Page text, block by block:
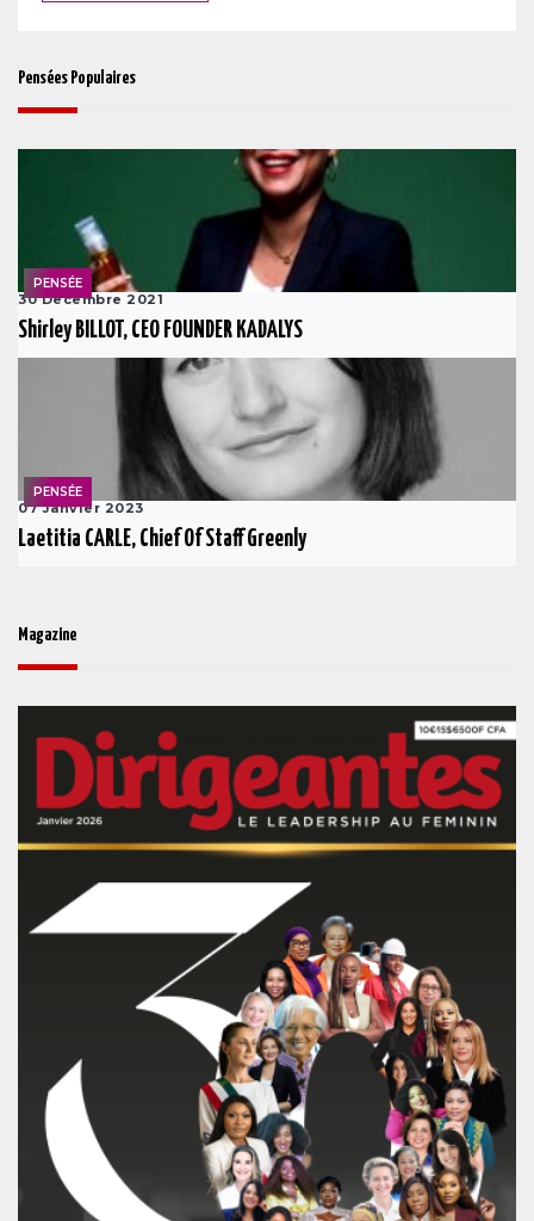
Pensées Populaires
PENSÉE
30 Decembre 2021
Shirley BILLOT, CEO FOUNDER KADALYS
PENSÉE
07 Janvier 2023
Laetitia CARLE, Chief Of Staff Greenly
Magazine